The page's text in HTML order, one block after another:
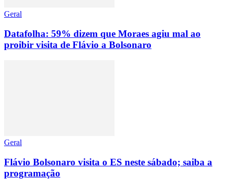
Geral
Datafolha: 59% dizem que Moraes agiu mal ao
proibir visita de Flávio a Bolsonaro
Geral
Flávio Bolsonaro visita o ES neste sábado; saiba a
programação